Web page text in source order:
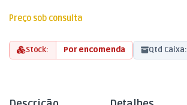
Preço sob consulta
Stock: Por encomenda Qtd Caixa: